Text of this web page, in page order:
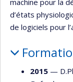
d’états
de logiciels pour
2015 —